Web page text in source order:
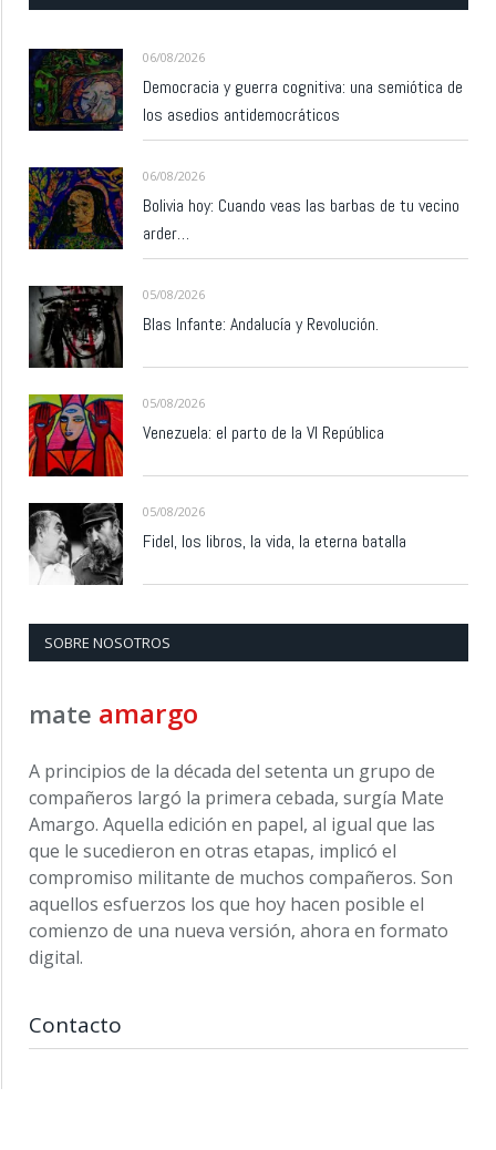
06/08/2026
Democracia y guerra cognitiva: una semiótica de
los asedios antidemocráticos
06/08/2026
Bolivia hoy: Cuando veas las barbas de tu vecino
arder…
05/08/2026
Blas Infante: Andalucía y Revolución.
05/08/2026
Venezuela: el parto de la VI República
05/08/2026
Fidel, los libros, la vida, la eterna batalla
SOBRE NOSOTROS
mate amargo
A principios de la década del setenta un grupo de
compañeros largó la primera cebada, surgía Mate
Amargo. Aquella edición en papel, al igual que las
que le sucedieron en otras etapas, implicó el
compromiso militante de muchos compañeros. Son
aquellos esfuerzos los que hoy hacen posible el
comienzo de una nueva versión, ahora en formato
digital.
Contacto